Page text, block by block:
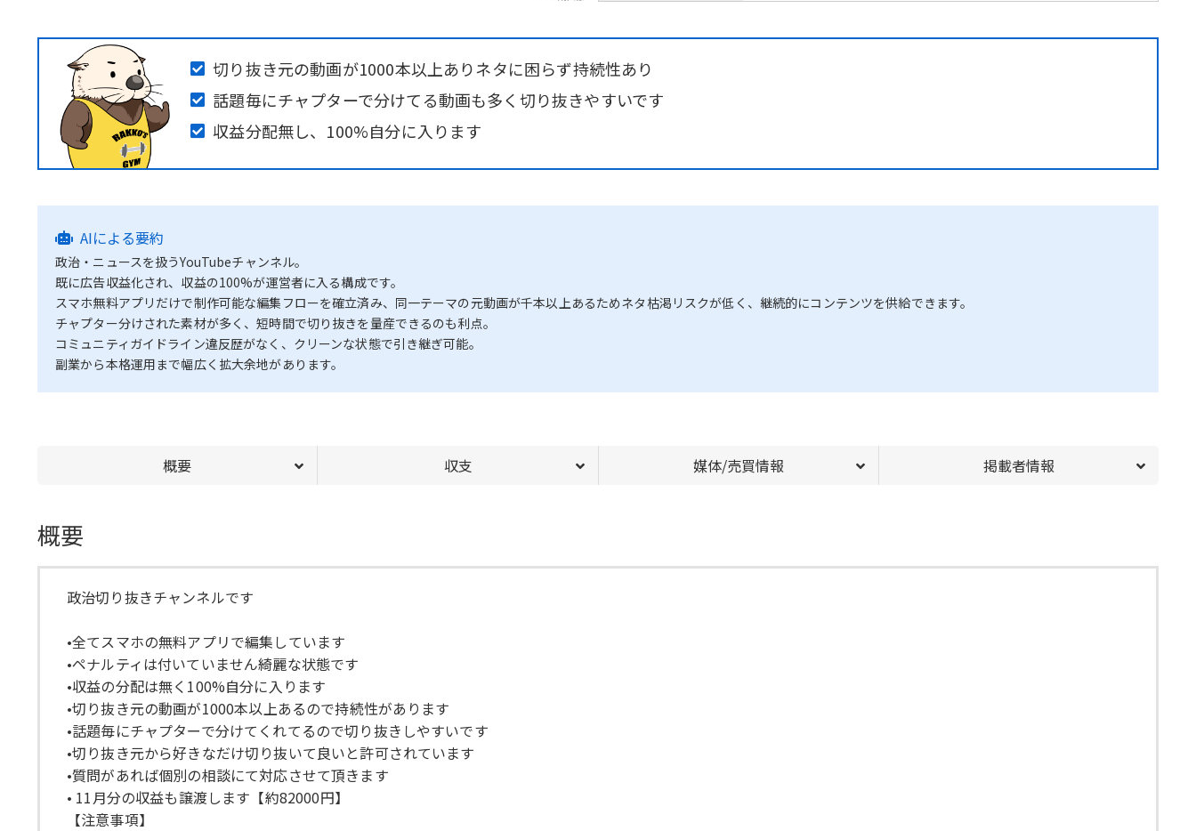
切り抜き元の動画が1000本以上ありネタに困らず持続性あり
話題毎にチャプターで分けてる動画も多く切り抜きやすいです
収益分配無し、100%自分に入ります
AIによる要約
政治・ニュースを扱うYouTubeチャンネル。
既に広告収益化され、収益の100%が運営者に入る構成です。
スマホ無料アプリだけで制作可能な編集フローを確立済み、同一テーマの元動画が千本以上あるためネタ枯渇リスクが低く、継続的にコンテンツを供給できます。
チャプター分けされた素材が多く、短時間で切り抜きを量産できるのも利点。
コミュニティガイドライン違反歴がなく、クリーンな状態で引き継ぎ可能。
副業から本格運用まで幅広く拡大余地があります。
概要 収支 媒体/売買情報 掲載者情報
概要
政治切り抜きチャンネルです
•全てスマホの無料アプリで編集しています
•ペナルティは付いていません綺麗な状態です
•収益の分配は無く100%自分に入ります
•切り抜き元の動画が1000本以上あるので持続性があります
•話題毎にチャプターで分けてくれてるので切り抜きしやすいです
•切り抜き元から好きなだけ切り抜いて良いと許可されています
•質問があれば個別の相談にて対応させて頂きます
• 11月分の収益も譲渡します【約82000円】
【注意事項】